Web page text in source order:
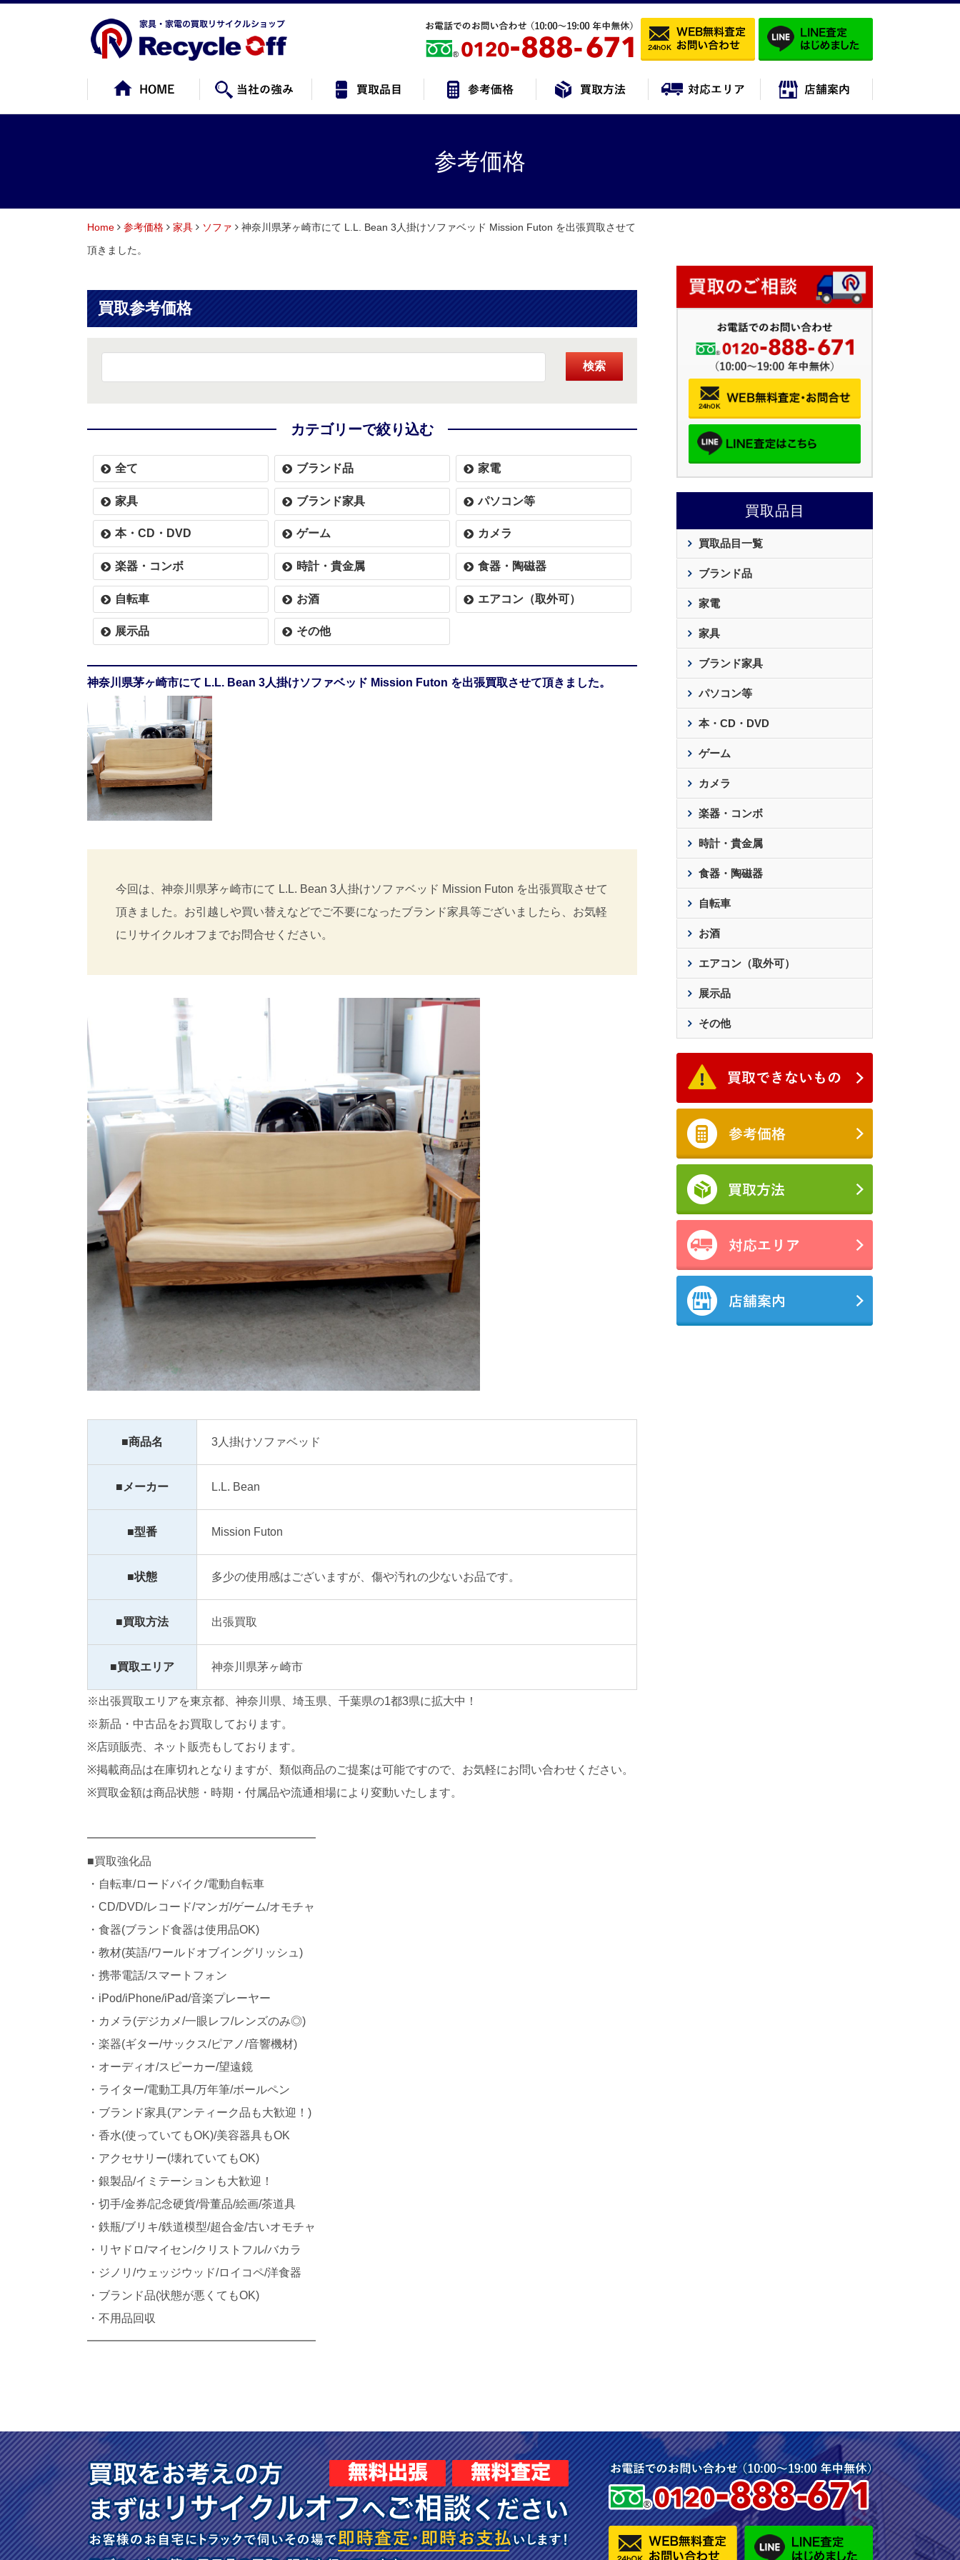
参考価格
Home 参考価格 家具 ソファ
神奈川県茅ヶ崎市にて L.L. Bean 3人掛けソファベッド Mission Futon を出張買取させて
頂きました。
買取参考価格
検索
カテゴリーで絞り込む
全て ブランド品 家電
家具 ブランド家具 パソコン等
本・CD・DVD ゲーム カメラ
楽器・コンボ 時計・貴金属 食器・陶磁器
自転車 お酒 エアコン（取外可）
展示品 その他
神奈川県茅ヶ崎市にて L.L. Bean 3人掛けソファベッド Mission Futon を出張買取させて頂きました。
今回は、神奈川県茅ヶ崎市にて L.L. Bean 3人掛けソファベッド Mission Futon を出張買取させて
頂きました。お引越しや買い替えなどでご不要になったブランド家具等ございましたら、お気軽
にリサイクルオフまでお問合せください。
■商品名 3人掛けソファベッド
■メーカー L.L. Bean
■型番 Mission Futon
■状態 多少の使用感はございますが、傷や汚れの少ないお品です。
■買取方法 出張買取
■買取エリア 神奈川県茅ヶ崎市
※出張買取エリアを東京都、神奈川県、埼玉県、千葉県の1都3県に拡大中！
※新品・中古品をお買取しております。
※店頭販売、ネット販売もしております。
※掲載商品は在庫切れとなりますが、類似商品のご提案は可能ですので、お気軽にお問い合わせください。
※買取金額は商品状態・時期・付属品や流通相場により変動いたします。
━━━━━━━━━━━━━━━━━━━━
■買取強化品
・自転車/ロードバイク/電動自転車
・CD/DVD/レコード/マンガ/ゲーム/オモチャ
・食器(ブランド食器は使用品OK)
・教材(英語/ワールドオブイングリッシュ)
・携帯電話/スマートフォン
・iPod/iPhone/iPad/音楽プレーヤー
・カメラ(デジカメ/一眼レフ/レンズのみ◎)
・楽器(ギター/サックス/ピアノ/音響機材)
・オーディオ/スピーカー/望遠鏡
・ライター/電動工具/万年筆/ボールペン
・ブランド家具(アンティーク品も大歓迎！)
・香水(使っていてもOK)/美容器具もOK
・アクセサリー(壊れていてもOK)
・銀製品/イミテーションも大歓迎！
・切手/金券/記念硬貨/骨董品/絵画/茶道具
・鉄瓶/ブリキ/鉄道模型/超合金/古いオモチャ
・リヤドロ/マイセン/クリストフル/バカラ
・ジノリ/ウェッジウッド/ロイコペ/洋食器
・ブランド品(状態が悪くてもOK)
・不用品回収
━━━━━━━━━━━━━━━━━━━━
買取品目
買取品目一覧
ブランド品
家電
家具
ブランド家具
パソコン等
本・CD・DVD
ゲーム
カメラ
楽器・コンボ
時計・貴金属
食器・陶磁器
自転車
お酒
エアコン（取外可）
展示品
その他